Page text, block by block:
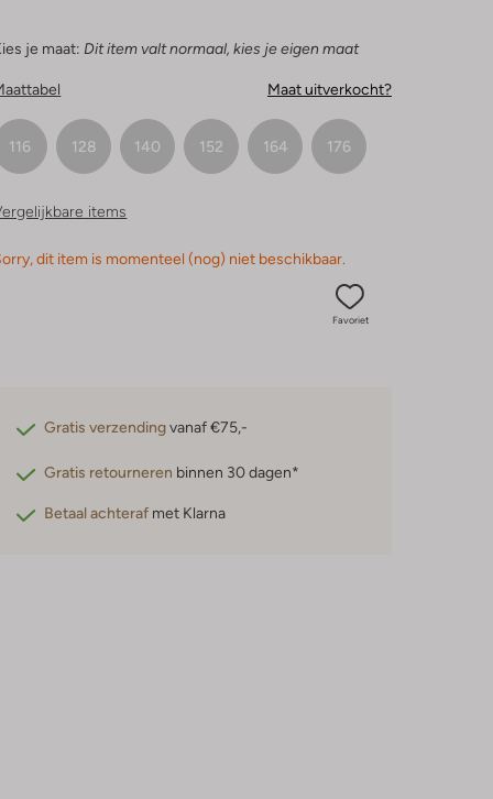
je maat: Dit item valt normaal, kies je eigen maat
Maat uitverkocht?
116 128 140 152 164 176
items
dit item is momenteel (nog) niet beschikbaar.
Favoriet
Gratis verzendingvanaf €75,-
Gratis retourneren binnen 30 dagen*
Betaal achteraf met Klarna